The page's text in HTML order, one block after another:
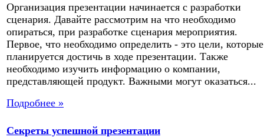
Организация презентации начинается с разработки
сценария. Давайте рассмотрим на что необходимо
опираться, при разработке сценария мероприятия.
Первое, что необходимо определить - это цели, которые
планируется достичь в ходе презентации. Также
необходимо изучить информацию о компании,
представляющей продукт. Важными могут оказаться...
Подробнее »
Секреты успешной презентации